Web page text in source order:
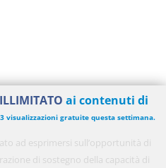
ad esprimersi sull’opportunità di
di sostegno della capacità di
ILLIMITATO ai contenuti di
visualizzazioni gratuite questa settimana.